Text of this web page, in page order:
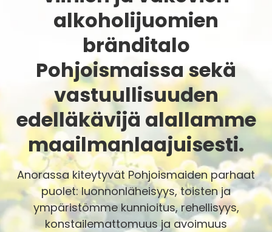
alkoholijuomien
bränditalo
Pohjoismaissa sekä
vastuullisuuden
edelläkävijä alallamme
maailmanlaajuisesti.
Anorassa kiteytyvät Pohjoismaiden parhaat
puolet: luonnonläheisyys, toisten ja
ympäristömme kunnioitus, rehellisyys,
konstailemattomuus ja avoimuus